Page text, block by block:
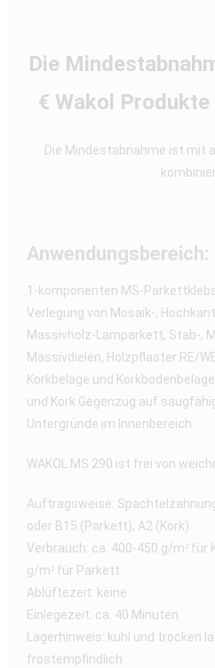
Die
€ Wakol
Die Mindestabnahme ist mit
Anwendungsbereich:
1-komponenten MS-
Verlegung von Mosaik-,
Massivholz-Lamparkett, Stab-,
Massivdielen, Holzpflaster RE/
Korkbeläge und
und Kork Gegenzug auf
Untergründe im Innenbereich.
WAKOL MS 290 ist frei von
Auftragsweise:
oder B15 (Parkett), A2 (Kork)
Verbrauch: ca. 400-450 g/m² für
g/m² für Parkett
Ablüftezeit: keine
Einlegezeit: ca. 40 Minuten
Lagerhinweis: kühl und trocken
frostempfindlich